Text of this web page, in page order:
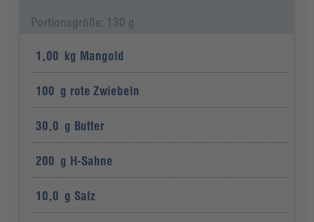
Portionsgröße: 130 g
1,00 kg Mangold
100 g rote Zwiebeln
30,0 g Butter
200 g H-Sahne
10,0 g Salz